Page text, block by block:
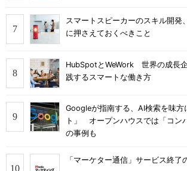
スマートスピーカーのスキル開発
に押さえておくべきこと
HubSpotとWeWork 世界の成長
践するスマートな働き方
Googleが指南する、AI検索を味方
ト」 オープンハウスでは「コン
の事例も
「マーケター通信」サービス終了